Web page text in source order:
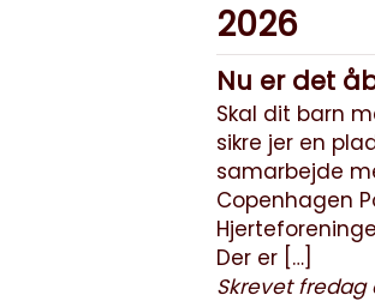
2026
Nu er det
Skal dit barn
sikre jer en
samarbejde
Copenhagen
Der er […]
Skrevet fredag